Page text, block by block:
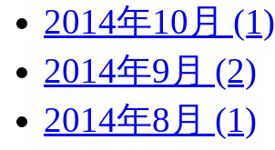
2014年10月 (1)
2014年9月 (2)
2014年8月 (1)